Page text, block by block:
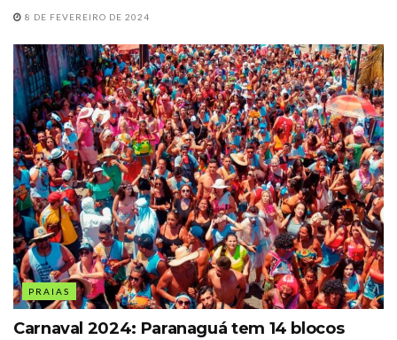
8 DE FEVEREIRO DE 2024
PRAIAS
Carnaval 2024: Paranaguá tem 14 blocos